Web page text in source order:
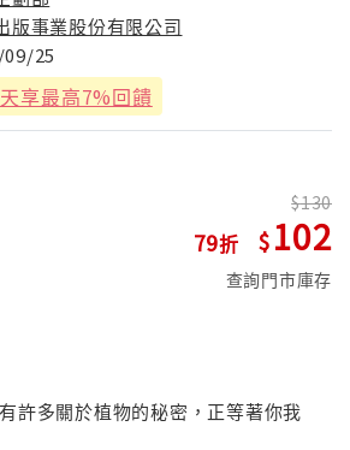
版事業股份有限公司
25
天享最高7%回饋
79
130
102
查詢門市庫存
許多關於植物的秘密，正等著你我